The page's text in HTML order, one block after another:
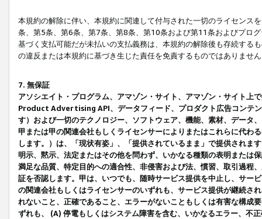
本規約の解除に伴い、本規約に関連して付与された一切のライセンス
条、第5条、第6条、第7条、第8条、第10条および第11条およびプロ
基づく支払可能だが未払いの支払義務は、本規約の解除後も存続する
の違反または本規約に基づき生じた責任を免責するものではありませ
7. 無保証
アソシエイト・プログラム、アマゾン・サイト、アマゾン・サイト上
Product Advertising API、データフィード、プロダクト広告コンテ
す）および一切のテクノロジー、ソフトウェア、機能、素材、データ
甲または甲の関連会社もしくライセンサーによりまたはこれらに代わ
します。）は、「現状有姿」、「提供されているまま」で提供されま
明示、黙示、法定またはその他を問わず、いかなる種類の表明または
満足な品質、特定目的への適合性、非侵害および法、慣習、取引過程
証を否認します。甲は、いつでも、随時サービス提供を中止し、サー
の関連会社もしくはライセンサーのいずれも、サービス提供が継続さ
れないこと、正確であること、エラーがないこともしくは有害な構成
ずれも、 (A) 停電もしくはシステム障害を含む、いかなるエラー、不